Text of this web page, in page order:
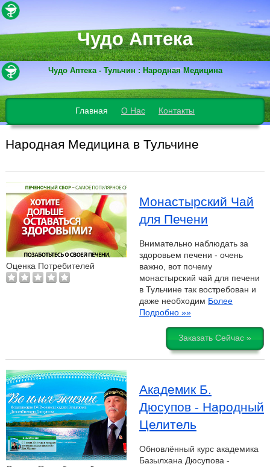
Чудо Аптека
Чудо Аптека - Тульчин : Народная Медицина
Главная О Нас Контакты
Народная Медицина в Тульчине
Оценка Потребителей
Монастырский Чай
для Печени
Внимательно наблюдать за
здоровьем печени - очень
важно, вот почему
монастырский чай для печени
в Тульчине так востребован и
даже необходим Более
Подробно »»
Заказать Сейчас »
Академик Б.
Дюсупов - Народный
Целитель
Обновлённый курс академика
Базылхана Дюсупова -